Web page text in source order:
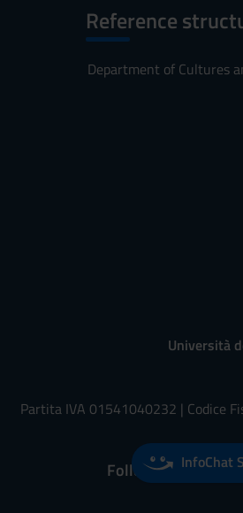
Reference
Department of Cultures
Università
Partita IVA 01541040232 | Codice
Follow us on:InfoChat